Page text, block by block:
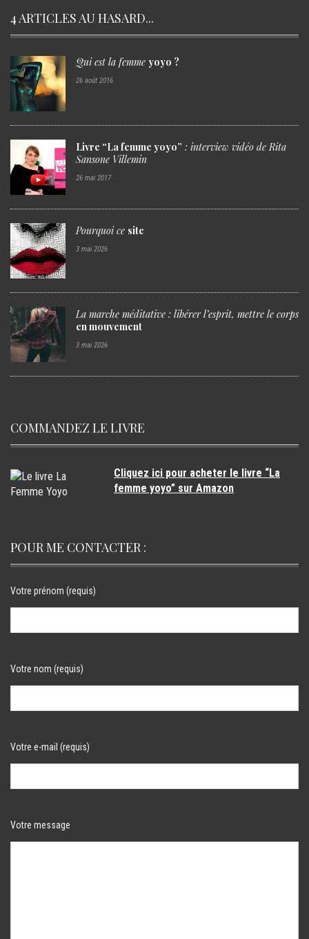
4 ARTICLES AU HASARD...
Quiest la femme yoyo ?
26 août 2016
Livre “La femme yoyo” : interview vidéo de Rita
Sansone Villemin
26 mai 2017
Pourquoice site
3 mai 2026
La marche méditative : libérer l’esprit, mettre le corps
en mouvement
3 mai 2026
COMMANDEZ LE LIVRE
Cliquez ici pour acheter le livre “La
femme yoyo” sur Amazon
POUR ME CONTACTER :
Votre prénom (requis)
Votre nom (requis)
Votre e-mail (requis)
Votre message